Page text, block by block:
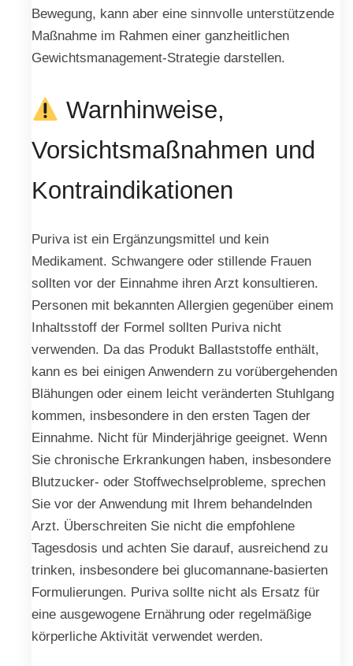
Bewegung, kann aber eine sinnvolle unterstützende
Maßnahme im Rahmen einer ganzheitlichen
Gewichtsmanagement-Strategie darstellen.
Warnhinweise,
Vorsichtsmaßnahmen und
Kontraindikationen
Puriva ist ein Ergänzungsmittel und kein
Medikament. Schwangere oder stillende Frauen
sollten vor der Einnahme ihren Arzt konsultieren.
Personen mit bekannten Allergien gegenüber einem
Inhaltsstoff der Formel sollten Puriva nicht
verwenden. Da das Produkt Ballaststoffe enthält,
kann es bei einigen Anwendern zu vorübergehenden
Blähungen oder einem leicht veränderten Stuhlgang
kommen, insbesondere in den ersten Tagen der
Einnahme. Nicht für Minderjährige geeignet. Wenn
Sie chronische Erkrankungen haben, insbesondere
Blutzucker- oder Stoffwechselprobleme, sprechen
Sie vor der Anwendung mit Ihrem behandelnden
Arzt. Überschreiten Sie nicht die empfohlene
Tagesdosis und achten Sie darauf, ausreichend zu
trinken, insbesondere bei glucomannane-basierten
Formulierungen. Puriva sollte nicht als Ersatz für
eine ausgewogene Ernährung oder regelmäßige
körperliche Aktivität verwendet werden.